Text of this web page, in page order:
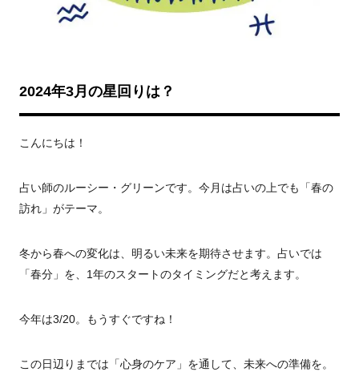
2024年3月の星回りは？
こんにちは！
占い師のルーシー・グリーンです。今月は占いの上でも「春の
訪れ」がテーマ。
冬から春への変化は、明るい未来を期待させます。占いでは
「春分」を、1年のスタートのタイミングだと考えます。
今年は3/20。もうすぐですね！
この日辺りまでは「心身のケア」を通して、未来への準備を。